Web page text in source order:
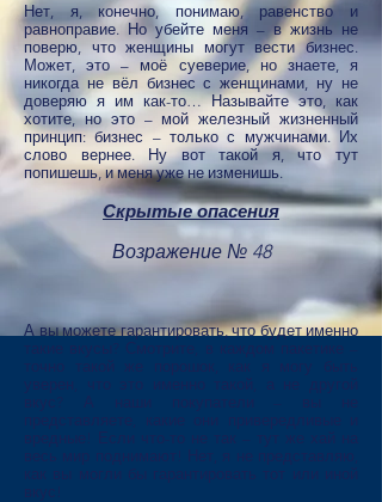
Нет, я, конечно, понимаю, равенство и
равноправие. Но убейте меня – в жизнь не
поверю, что женщины могут вести бизнес.
Может, это – моё суеверие, но знаете, я
никогда не вёл бизнес с женщинами, ну не
доверяю я им как-то… Называйте это, как
хотите, но это – мой железный жизненный
принцип: бизнес – только с мужчинами. Их
слово вернее. Ну вот такой я, что тут
попишешь, и меня уже не изменишь.
Скрытые опасения
Возражение № 48
А вы можете гарантировать, что будет именно
такие вкусы? Смотрите, в каждом пакетике –
точно такой же порошок, как я могу быть
уверен, что это именно такой, а не другой
вкус? А наши покупатели – вы не
представляете, какие они привередливые и
вредные! Если что-то не так – тут же хай на
весь мир поднимают! Нет, я не представляю,
как вы могли бы гарантировать тот или иной
вкус!